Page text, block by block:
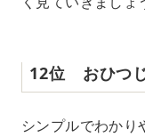
12位 おひつ
シンプルでわかり